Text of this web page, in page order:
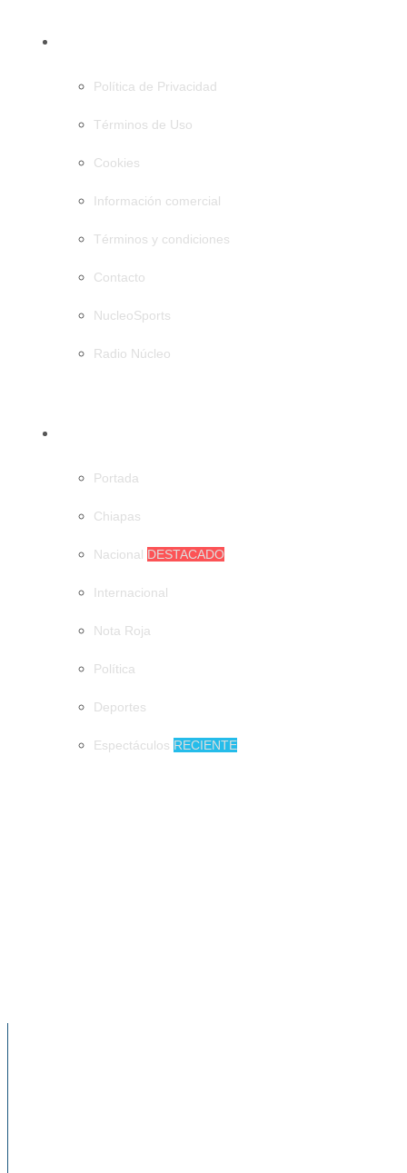
Política de Privacidad
Términos de Uso
Cookies
Información comercial
Términos y condiciones
Contacto
NucleoSports
Radio Núcleo
Portada
Chiapas
Nacional DESTACADO
Internacional
Nota Roja
Política
Deportes
Espectáculos RECIENTE